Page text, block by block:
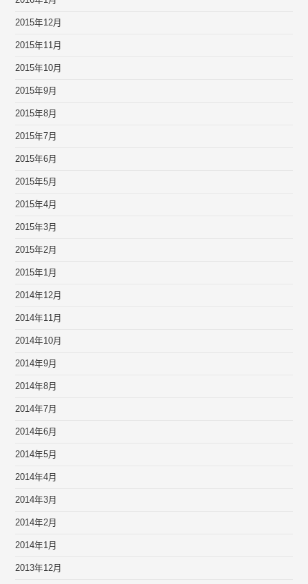
2015年12月
2015年11月
2015年10月
2015年9月
2015年8月
2015年7月
2015年6月
2015年5月
2015年4月
2015年3月
2015年2月
2015年1月
2014年12月
2014年11月
2014年10月
2014年9月
2014年8月
2014年7月
2014年6月
2014年5月
2014年4月
2014年3月
2014年2月
2014年1月
2013年12月